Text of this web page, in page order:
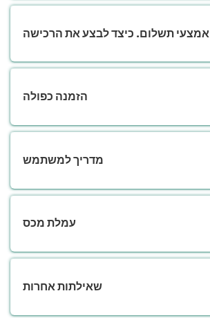
אמצעי תשלום. כיצד לבצע את הרכישה
הזמנה כפולה
מדריך למשתמש
עמלת מכס
שאילתות אחרות